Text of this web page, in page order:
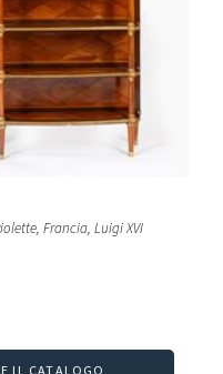
, Francia, Luigi XVI
IL CATALOGO